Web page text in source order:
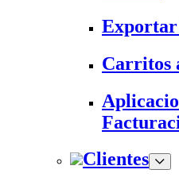
Exportar
Carritos
Clientes